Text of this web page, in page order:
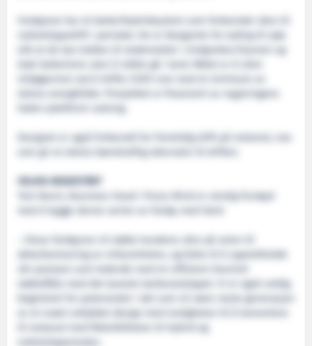
Fartøyene har et batterihybridsystem som forbereder dem til
nullutslippsdrift i perioder. De er klargjorte for lading til sjøs
slik at de kan kobles til strømnettet i vindparken/havnen og
miljøgevinst ved å drifte CSOV-ene med et minimum av
ekstra energikilder. Prosjektet er finansiert av regjeringens
Designet er også forberedt for fremtidig drift på metanol, noe
VELDIG BEGEISTRET
Tom Nevin, Business Head i Purus Wind er utrolig fornøyd
med å bygge denne serien av fartøy med Vard:
– Disse fartøyene vil støtte kundene våre på veien til
dekarbonisering av virksomheten, og bidra til å opprettholde
støtteflåte med det laveste karbonutslippet. Vi er også veldig
begeistret for potensialet i det som vil være neste generasjon
av et svært vellykket design med muligheten til å konvertere
nullutslippsmodus.